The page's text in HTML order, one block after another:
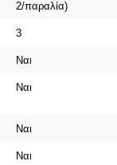
2/παραλία)
3
Ναι
Ναι
Ναι
Ναι